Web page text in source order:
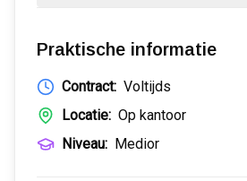
Praktische informatie
Contract: Voltijds
Locatie: Op kantoor
Niveau: Medior